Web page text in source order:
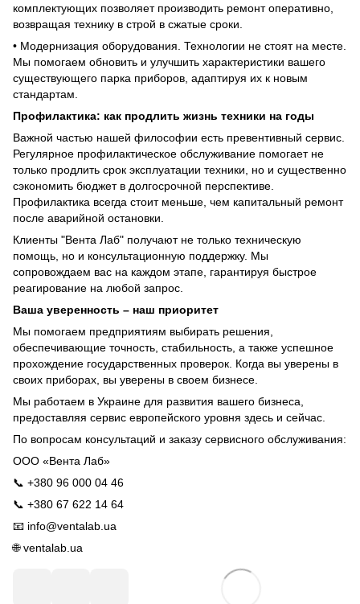
комплектующих позволяет производить ремонт оперативно,
возвращая технику в строй в сжатые сроки.
• Модернизация оборудования. Технологии не стоят на месте.
Мы помогаем обновить и улучшить характеристики вашего
существующего парка приборов, адаптируя их к новым
стандартам.
Профилактика: как продлить жизнь техники на годы
Важной частью нашей философии есть превентивный сервис.
Регулярное профилактическое обслуживание помогает не
только продлить срок эксплуатации техники, но и существенно
сэкономить бюджет в долгосрочной перспективе.
Профилактика всегда стоит меньше, чем капитальный ремонт
после аварийной остановки.
Клиенты "Вента Лаб" получают не только техническую
помощь, но и консультационную поддержку. Мы
сопровождаем вас на каждом этапе, гарантируя быстрое
реагирование на любой запрос.
Ваша уверенность – наш приоритет
Мы помогаем предприятиям выбирать решения,
обеспечивающие точность, стабильность, а также успешное
прохождение государственных проверок. Когда вы уверены в
своих приборах, вы уверены в своем бизнесе.
Мы работаем в Украине для развития вашего бизнеса,
предоставляя сервис европейского уровня здесь и сейчас.
По вопросам консультаций и заказу сервисного обслуживания:
ООО «Вента Лаб»
📞 +380 96 000 04 46
📞 +380 67 622 14 64
📧 info@ventalab.ua
🌐ventalab.ua